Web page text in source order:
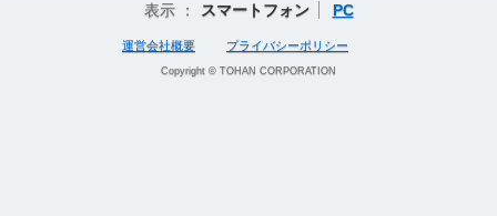
表示 ： スマートフォン PC
運営会社概要 プライバシーポリシー
Copyright © TOHAN CORPORATION